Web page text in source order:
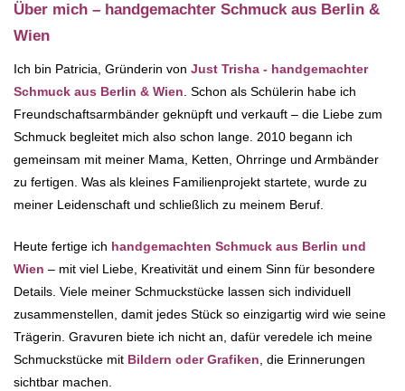
Über mich – handgemachter Schmuck aus Berlin &
Wien
Ich bin Patricia, Gründerin von Just Trisha - handgemachter
Schmuck aus Berlin & Wien. Schon als Schülerin habe ich
Freundschaftsarmbänder geknüpft und verkauft – die Liebe zum
Schmuck begleitet mich also schon lange. 2010 begann ich
gemeinsam mit meiner Mama, Ketten, Ohrringe und Armbänder
zu fertigen. Was als kleines Familienprojekt startete, wurde zu
meiner Leidenschaft und schließlich zu meinem Beruf.
Heute fertige ich handgemachten Schmuck aus Berlin und
Wien – mit viel Liebe, Kreativität und einem Sinn für besondere
Details. Viele meiner Schmuckstücke lassen sich individuell
zusammenstellen, damit jedes Stück so einzigartig wird wie seine
Trägerin. Gravuren biete ich nicht an, dafür veredele ich meine
Schmuckstücke mit Bildern oder Grafiken , die Erinnerungen
sichtbar machen.